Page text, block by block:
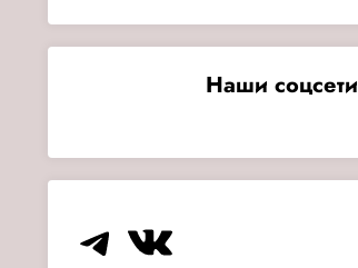
Наши соцсети
Telegram
VK